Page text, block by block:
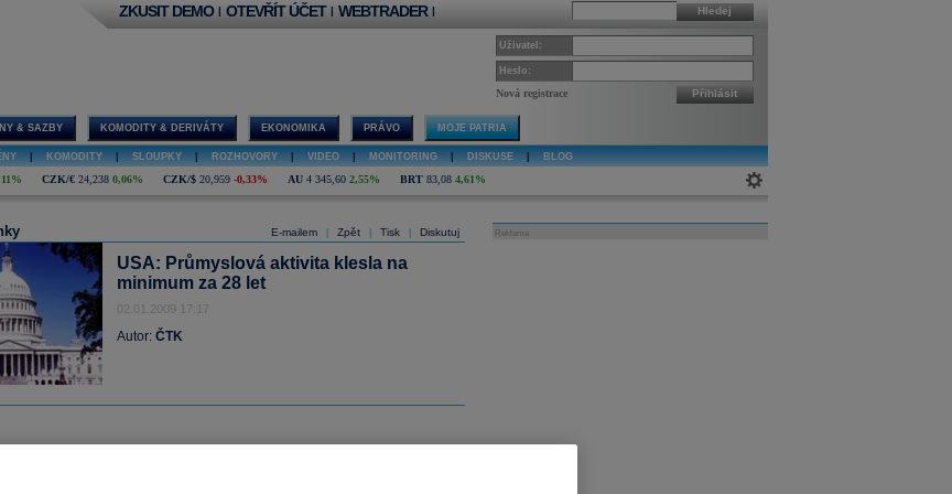
Hledej
ZKUSIT DEMO | OTEVŘÍT ÚČET | WEBTRADER |
Uživatel:
Heslo:
Nová registrace Přihlásit
& SAZBY KOMODITY & DERIVÁTY EKONOMIKA PRÁVO MOJE PATRIA
KOMODITY SLOUPKY ROZHOVORY VIDEO MONITORING DISKUSE BLOG
CZK/€ 24,238 0,06% CZK/$ 20,959 -0,33% AU 4 345,60 2,55% BRT 83,08 4,61%
E-mailem Zpět Tisk Diskutuj
USA: Průmyslová aktivita klesla na
minimum za 28 let
02.01.2009 17:17
Autor: ČTK
Reklama